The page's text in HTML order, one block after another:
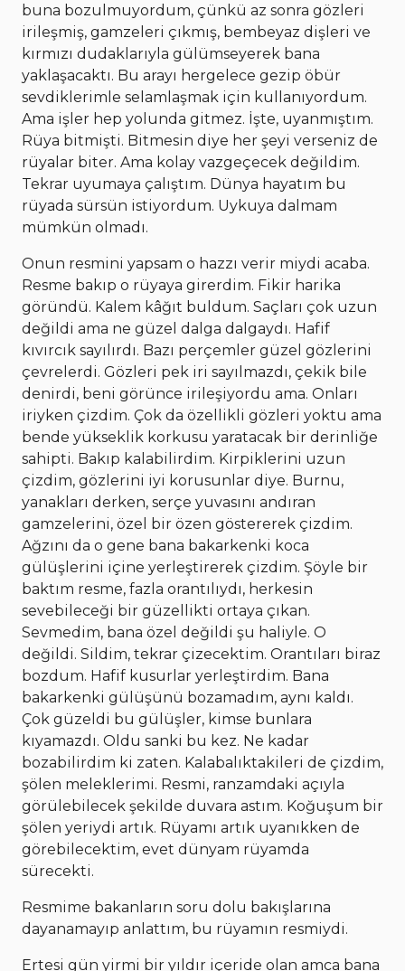
buna bozulmuyordum, çünkü az sonra gözleri
irileşmiş, gamzeleri çıkmış, bembeyaz dişleri ve
kırmızı dudaklarıyla gülümseyerek bana
yaklaşacaktı. Bu arayı hergelece gezip öbür
sevdiklerimle selamlaşmak için kullanıyordum.
Ama işler hep yolunda gitmez. İşte, uyanmıştım.
Rüya bitmişti. Bitmesin diye her şeyi verseniz de
rüyalar biter. Ama kolay vazgeçecek değildim.
Tekrar uyumaya çalıştım. Dünya hayatım bu
rüyada sürsün istiyordum. Uykuya dalmam
mümkün olmadı.
Onun resmini yapsam o hazzı verir miydi acaba.
Resme bakıp o rüyaya girerdim. Fikir harika
göründü. Kalem kâğıt buldum. Saçları çok uzun
değildi ama ne güzel dalga dalgaydı. Hafif
kıvırcık sayılırdı. Bazı perçemler güzel gözlerini
çevrelerdi. Gözleri pek iri sayılmazdı, çekik bile
denirdi, beni görünce irileşiyordu ama. Onları
iriyken çizdim. Çok da özellikli gözleri yoktu ama
bende yükseklik korkusu yaratacak bir derinliğe
sahipti. Bakıp kalabilirdim. Kirpiklerini uzun
çizdim, gözlerini iyi korusunlar diye. Burnu,
yanakları derken, serçe yuvasını andıran
gamzelerini, özel bir özen göstererek çizdim.
Ağzını da o gene bana bakarkenki koca
gülüşlerini içine yerleştirerek çizdim. Şöyle bir
baktım resme, fazla orantılıydı, herkesin
sevebileceği bir güzellikti ortaya çıkan.
Sevmedim, bana özel değildi şu haliyle. O
değildi. Sildim, tekrar çizecektim. Orantıları biraz
bozdum. Hafif kusurlar yerleştirdim. Bana
bakarkenki gülüşünü bozamadım, aynı kaldı.
Çok güzeldi bu gülüşler, kimse bunlara
kıyamazdı. Oldu sanki bu kez. Ne kadar
bozabilirdim ki zaten. Kalabalıktakileri de çizdim,
şölen meleklerimi. Resmi, ranzamdaki açıyla
görülebilecek şekilde duvara astım. Koğuşum bir
şölen yeriydi artık. Rüyamı artık uyanıkken de
görebilecektim, evet dünyam rüyamda
sürecekti.
Resmime bakanların soru dolu bakışlarına
dayanamayıp anlattım, bu rüyamın resmiydi.
Ertesi gün yirmi bir yıldır içeride olan amca bana